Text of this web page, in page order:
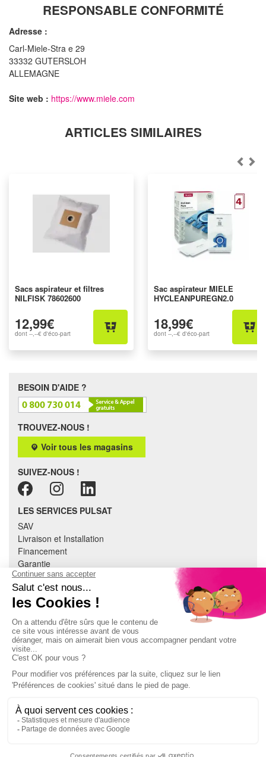
RESPONSABLE CONFORMITÉ
Adresse :
Carl-Miele-Stra e 29
33332 GUTERSLOH
ALLEMAGNE
Site web : https://www.miele.com
ARTICLES SIMILAIRES
Sacs aspirateur et filtres
NILFISK 78602600
12,99€
dont --,--€ d'éco-part
Sac aspirateur MIELE
HYCLEANPUREGN2.0
18,99€
dont --,--€ d'éco-part
BESOIN D'AIDE ?
TROUVEZ-NOUS !
Voir tous les magasins
SUIVEZ-NOUS !
LES SERVICES PULSAT
SAV
Livraison et Installation
Financement
Garantie
Tous nos services
Recyclage
Assistance et conseils
Literie
Nous contacter
Mon compte
À PROPOS
CGV
Données personnelles
Devenir adhérent